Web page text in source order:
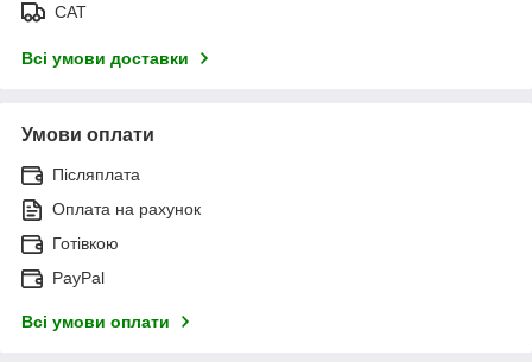
САТ
Всі умови доставки
Умови оплати
Післяплата
Оплата на рахунок
Готівкою
PayPal
Всі умови оплати